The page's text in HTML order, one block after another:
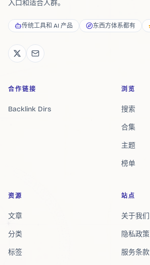
入口和适合人群。
传统工具和 AI 产品 东西方体系都有
合作链接
Backlink Dirs
浏览
搜索
合集
主题
榜单
资源
文章
分类
标签
站点
关于我们
隐私政策
服务条款